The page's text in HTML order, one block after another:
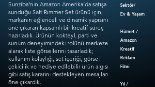
Sunziba’nın Amazon Amerika’da satışa
sunduğu Salt Rimmer Set ürünü için,
markanın eğlenceli ve dinamik yapısını
öne çıkaran kapsamlı bir kreatif süreç
hazırladık. Ürünün kokteyl, parti ve
sunum deneyimindeki rolünü merkeze
alarak liste görsellerini tasarladık;
kullanım kolaylığı, set içeriği, görsel
çekicilik ve hediye edilebilir ürün algısı
gibi satış kararını destekleyen mesajları
öne çıkardık.
Sektör/
Ev & Yaşam
Hizmet /
Amazon
Kreatif
Reklam
Filmi
Yıl /